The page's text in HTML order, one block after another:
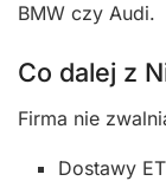
BMW czy Audi.
Co dalej z
Firma nie
Dostawy